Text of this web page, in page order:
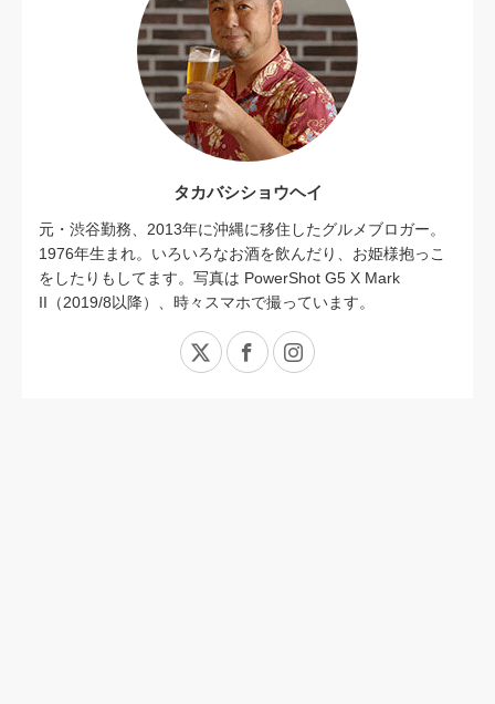
タカバシショウヘイ
元・渋谷勤務、2013年に沖縄に移住したグルメブロガー。
1976年生まれ。いろいろなお酒を飲んだり、お姫様抱っこ
をしたりもしてます。写真は PowerShot G5 X Mark
II（2019/8以降）、時々スマホで撮っています。
X FacebookInstagram